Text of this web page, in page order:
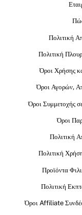
Πολιτική
Πολιτική
Όροι Χρήσης
Όροι Αγορών,
Όροι Συμμετοχής
Όροι
Πολιτική
Πολιτική
Προϊόντα
Πολιτική
Όροι Affiliate